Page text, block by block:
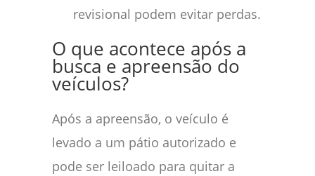
revisional podem evitar perdas.
O que acontece após a
busca e apreensão do
veículos?
Após a apreensão, o veículo é
levado a um pátio autorizado e
pode ser leiloado para quitar a